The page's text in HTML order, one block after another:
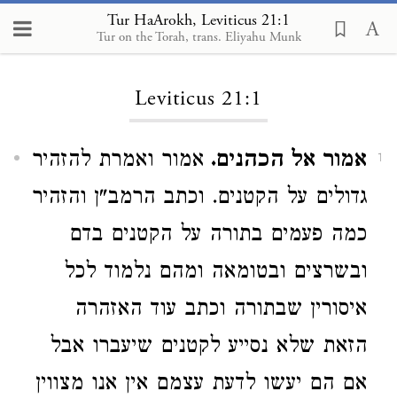
Tur HaArokh, Leviticus 21:1
Tur on the Torah, trans. Eliyahu Munk
Loading...
Leviticus 21:1
1 אמור אל הכהנים. אמור ואמרת להזהיר
גדולים על הקטנים. וכתב הרמב"ן והזהיר
כמה פעמים בתורה על הקטנים בדם
ובשרצים ובטומאה ומהם נלמוד לכל
איסורין שבתורה וכתב עוד האזהרה
הזאת שלא נסייע לקטנים שיעברו אבל
אם הם יעשו לדעת עצמם אין אנו מצווין